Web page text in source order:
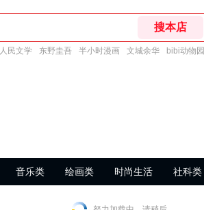
人民文学 东野圭吾 半小时漫画 文城余华 bibi动物园
音乐类 绘画类 时尚生活 社科类